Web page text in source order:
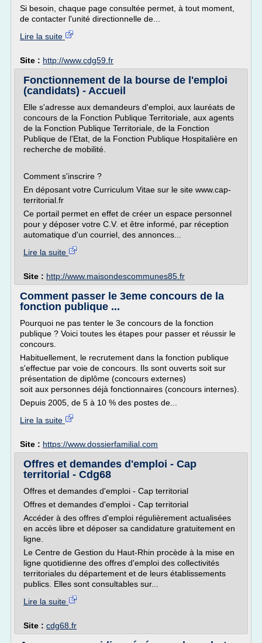
Si besoin, chaque page consultée permet, à tout moment,
de contacter l'unité directionnelle de...
Lire la suite
Site : http://www.cdg59.fr
Fonctionnement de la bourse de l'emploi
(candidats) - Accueil
Elle s'adresse aux demandeurs d'emploi, aux lauréats de
concours de la Fonction Publique Territoriale, aux agents
de la Fonction Publique Territoriale, de la Fonction
Publique de l'Etat, de la Fonction Publique Hospitalière en
recherche de mobilité.
Comment s'inscrire ?
En déposant votre Curriculum Vitae sur le site www.cap-
territorial.fr
Ce portail permet en effet de créer un espace personnel
pour y déposer votre C.V. et être informé, par réception
automatique d'un courriel, des annonces...
Lire la suite
Site : http://www.maisondescommunes85.fr
Comment passer le 3eme concours de la
fonction publique ...
Pourquoi ne pas tenter le 3e concours de la fonction
publique ? Voici toutes les étapes pour passer et réussir le
concours.
Habituellement, le recrutement dans la fonction publique
s'effectue par voie de concours. Ils sont ouverts soit sur
pré­sentation de diplôme (concours externes)
soit aux personnes déjà fonctionnaires (concours internes).
Depuis 2005, de 5 à 10 % des postes de...
Lire la suite
Site : https://www.dossierfamilial.com
Offres et demandes d'emploi - Cap
territorial - Cdg68
Offres et demandes d'emploi - Cap territorial
Offres et demandes d'emploi - Cap territorial
Accéder à des offres d'emploi régulièrement actualisées
en accès libre et déposer sa candidature gratuitement en
ligne.
Le Centre de Gestion du Haut-Rhin procède à la mise en
ligne quotidienne des offres d'emploi des collectivités
territoriales du département et de leurs établissements
publics. Elles sont consultables sur...
Lire la suite
Site : cdg68.fr